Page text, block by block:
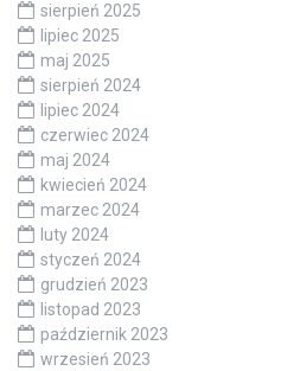
sierpień 2025
lipiec 2025
maj 2025
sierpień 2024
lipiec 2024
czerwiec 2024
maj 2024
kwiecień 2024
marzec 2024
luty 2024
styczeń 2024
grudzień 2023
listopad 2023
październik 2023
wrzesień 2023